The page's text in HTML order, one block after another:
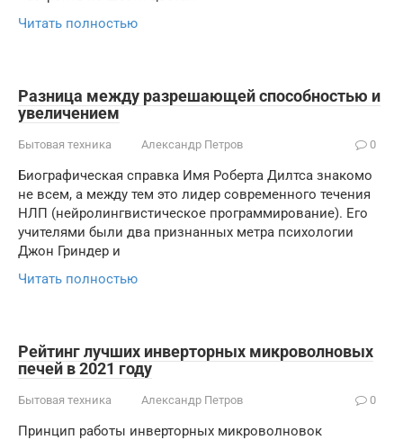
Читать полностью
Разница между разрешающей способностью и
увеличением
Бытовая техника Александр Петров 0
Биографическая справка Имя Роберта Дилтса знакомо
не всем, а между тем это лидер современного течения
НЛП (нейролингвистическое программирование). Его
учителями были два признанных метра психологии
Джон Гриндер и
Читать полностью
Рейтинг лучших инверторных микроволновых
печей в 2021 году
Бытовая техника Александр Петров 0
Принцип работы инверторных микроволновок